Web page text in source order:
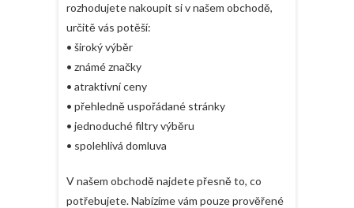
rozhodujete nakoupit si v našem obchodě,
určitě vás potěší:
• široký výběr
• známé značky
• atraktivní ceny
• přehledně uspořádané stránky
• jednoduché filtry výběru
• spolehlivá domluva
V našem obchodě najdete přesně to, co
potřebujete. Nabízíme vám pouze prověřené